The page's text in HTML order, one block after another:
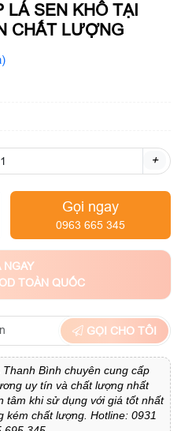
LÁ SEN KHÔ TẠI
CHẤT LƯỢNG
+
Gọi ngay
0963 665 345
NGAY
TOÀN QUỐC
GỌI CHO TÔI
Bình chuyên cung cấp
uy tín và chất lượng nhất
tâm khi sử dụng với giá tốt nhất
kém chất lượng. Hotline: 0931